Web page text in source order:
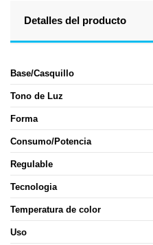
Detalles del producto
Base/Casquillo
Tono de Luz
Forma
Consumo/Potencia
Regulable
Tecnologia
Temperatura de color
Uso